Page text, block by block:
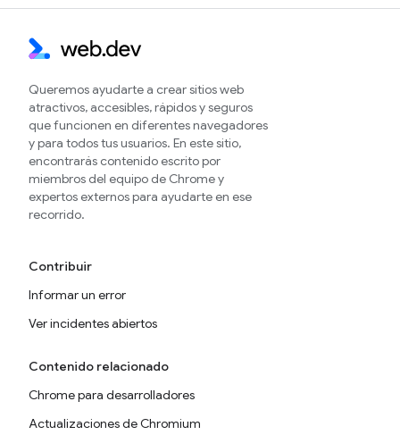
Queremos ayudarte a crear sitios web
atractivos, accesibles, rápidos y seguros
que funcionen en diferentes navegadores
y para todos tus usuarios. En este sitio,
encontrarás contenido escrito por
miembros del equipo de Chrome y
expertos externos para ayudarte en ese
recorrido.
Contribuir
Informar un error
Ver incidentes abiertos
Contenido relacionado
Chrome para desarrolladores
Actualizaciones de Chromium